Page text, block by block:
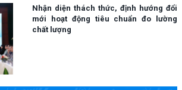
Nhận diện thách thức, định hướng đổi
mới hoạt động tiêu chuẩn đo lường
chất lượng